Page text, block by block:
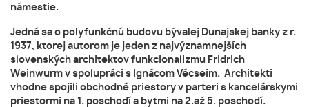
námestie.
Jedná sa o polyfunkčnú budovu bývalej Dunajskej banky z r.
1937, ktorej autorom je jeden z najvýznamnejších
slovenských architektov funkcionalizmu Fridrich
Weinwurm v spolupráci s Ignácom Vécseim. Architekti
vhodne spojili obchodné priestory v parteri s kancelárskymi
priestormi na 1. poschodí a bytmi na 2.až 5. poschodí.